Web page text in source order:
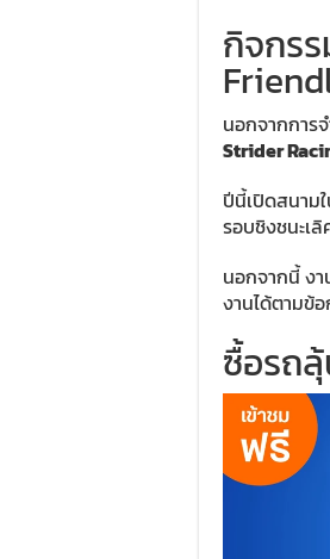
กิจกร
นอกจากการ
Strider
ปีนี้เปิดสนาม
รอบชิงชนะเ
นอกจากนี้ ง
งานได้ตามข้
ซื้อรถ